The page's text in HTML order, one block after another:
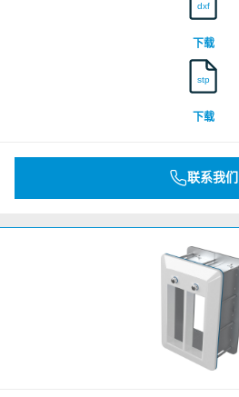
dxf
下载
stp
下载
联系我们